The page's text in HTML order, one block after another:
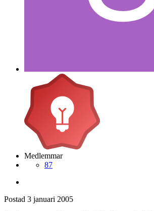
Medlemmar
87
Postad 3 januari 2005